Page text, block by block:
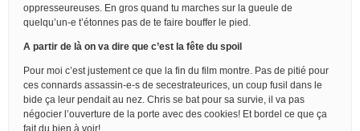
oppresseureuses. En gros quand tu marches sur la gueule de
quelqu’un-e t’étonnes pas de te faire bouffer le pied.
A partir de là on va dire que c’est la fête du spoil
Pour moi c’est justement ce que la fin du film montre. Pas de pitié pour
ces connards assassin-e-s de secestrateurices, un coup fusil dans le
bide ça leur pendait au nez. Chris se bat pour sa survie, il va pas
négocier l’ouverture de la porte avec des cookies! Et bordel ce que ça
fait du bien à voir!